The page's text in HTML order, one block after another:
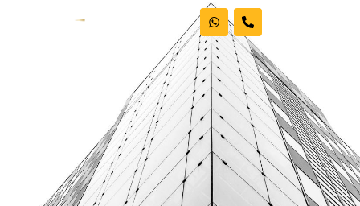
אודות המשרד
דיני עבודה